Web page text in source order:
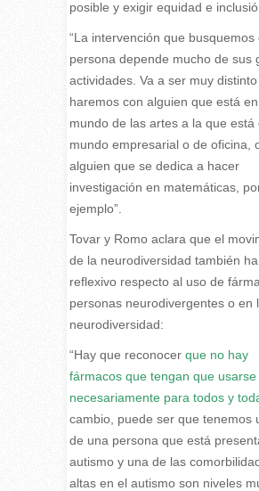
posible y exigir equidad e
“La intervención que busquemos
persona depende mucho de sus
actividades. Va a ser muy
haremos con alguien que está
mundo de las artes a la que está
mundo empresarial o de oficina,
alguien que se dedica a hacer
investigación en matemáticas,
ejemplo”.
Tovar y Romo aclara que el
de la neurodiversidad también
reflexivo respecto al uso de
personas neurodivergentes o en
neurodiversidad:
“Hay que reconocer que no hay
fármacos que tengan que usarse
necesariamente para todos y
cambio, puede ser que tenemos
de una persona que está
autismo y una de las
altas en el autismo son niveles